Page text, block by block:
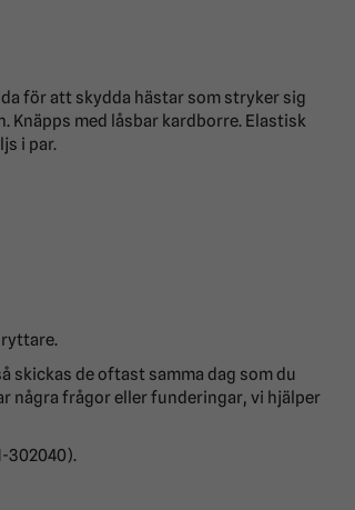
för att skydda hästar som stryker sig
Knäpps med låsbar kardborre. Elastisk
i par.
skickas de oftast samma dag som du
några frågor eller funderingar, vi hjälper
302040).